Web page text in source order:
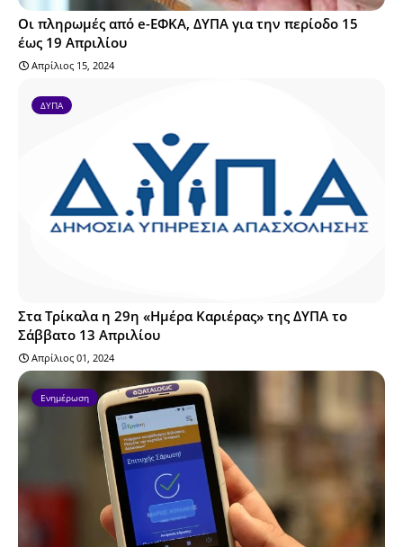
Οι πληρωμές από e-ΕΦΚΑ, ΔΥΠΑ για την περίοδο 15
έως 19 Απριλίου
Απρίλιος 15, 2024
ΔΥΠΑ
Στα Τρίκαλα η 29η «Ημέρα Καριέρας» της ΔΥΠΑ το
Σάββατο 13 Απριλίου
Απρίλιος 01, 2024
Ενημέρωση